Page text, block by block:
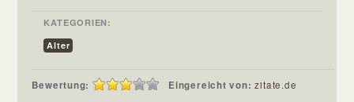
KATEGORIEN:
Alter
Bewertung: Eingereicht von:zitate.de